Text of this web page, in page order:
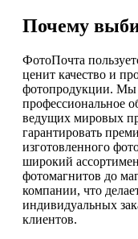
Почему
ФотоПочта
ценит качество и
фотопродукции. Мы
профессиональное
ведущих мировых
гарантировать
изготовленного
широкий
фотомагнитов до
компании, что
индивидуальных
клиентов.